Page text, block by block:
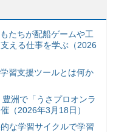
たちが配船ゲームや工
える仕事を学ぶ（2026
習支援ツールとは何か
洲で「うさプロオンラ
（2026年3月18日）
な学習サイクルで学習